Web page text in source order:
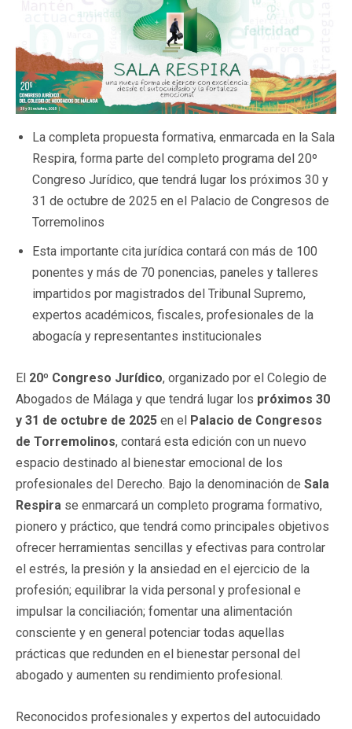
La completa propuesta formativa, enmarcada en la Sala
Respira, forma parte del completo programa del 20º
Congreso Jurídico, que tendrá lugar los próximos 30 y
31 de octubre de 2025 en el Palacio de Congresos de
Torremolinos
Esta importante cita jurídica contará con más de 100
ponentes y más de 70 ponencias, paneles y talleres
impartidos por magistrados del Tribunal Supremo,
expertos académicos, fiscales, profesionales de la
abogacía y representantes institucionales
El 20º Congreso Jurídico, organizado por el Colegio de
Abogados de Málaga y que tendrá lugar los próximos 30
y 31 de octubre de 2025 en el Palacio de Congresos
de Torremolinos, contará esta edición con un nuevo
espacio destinado al bienestar emocional de los
profesionales del Derecho. Bajo la denominación de Sala
Respira se enmarcará un completo programa formativo,
pionero y práctico, que tendrá como principales objetivos
ofrecer herramientas sencillas y efectivas para controlar
el estrés, la presión y la ansiedad en el ejercicio de la
profesión; equilibrar la vida personal y profesional e
impulsar la conciliación; fomentar una alimentación
consciente y en general potenciar todas aquellas
prácticas que redunden en el bienestar personal del
abogado y aumenten su rendimiento profesional.
Reconocidos profesionales y expertos del autocuidado